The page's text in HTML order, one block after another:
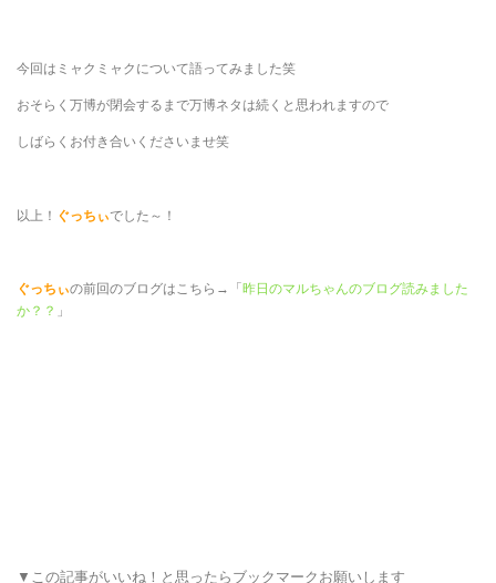
今回はミャクミャクについて語ってみました笑
おそらく万博が閉会するまで万博ネタは続くと思われますので
しばらくお付き合いくださいませ笑
以上！ ぐっちぃでした～！
ぐっちぃの前回のブログはこちら→「昨日のマルちゃんのブログ読みました
か？？ 」
▼この記事がいいね！と思ったらブックマークお願いします